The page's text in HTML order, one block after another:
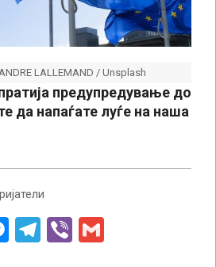
LALLEMAND / Unsplash
предупредување до
да напаѓате луѓе на наша
Messenger
Telegram
Viber